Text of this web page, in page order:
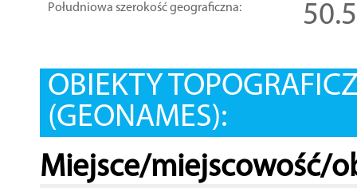
Południowa szerokość geograficzna:
OBIEKTY
(GEONAMES):
Miejsce/miejscowość/